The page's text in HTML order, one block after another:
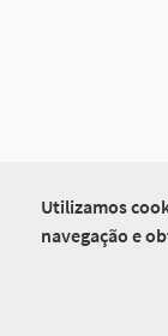
Utilizamos
navegação e